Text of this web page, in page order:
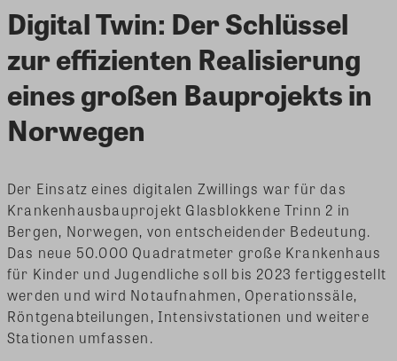
Digital Twin: Der Schlüssel
zur effizienten Realisierung
eines großen Bauprojekts in
Norwegen
Der Einsatz eines digitalen Zwillings war für das
Krankenhausbauprojekt Glasblokkene Trinn 2 in
Bergen, Norwegen, von entscheidender Bedeutung.
Das neue 50.000 Quadratmeter große Krankenhaus
für Kinder und Jugendliche soll bis 2023 fertiggestellt
werden und wird Notaufnahmen, Operationssäle,
Röntgenabteilungen, Intensivstationen und weitere
Stationen umfassen.